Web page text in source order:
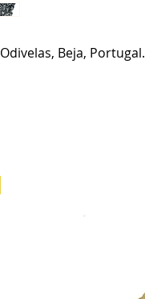
Odivelas, Beja, Portugal.